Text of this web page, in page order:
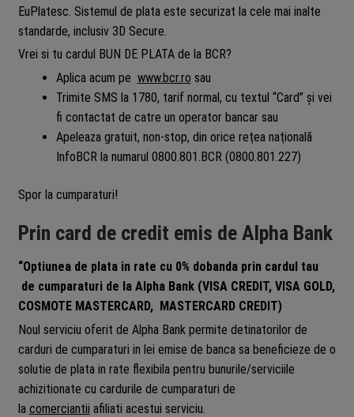
EuPlatesc. Sistemul de plata este securizat la cele mai inalte
standarde, inclusiv 3D Secure.
Vrei si tu cardul BUN DE PLATA de la BCR?
Aplica acum pe www.bcr.ro sau
Trimite SMS la 1780, tarif normal, cu textul “Card” şi vei
fi contactat de catre un operator bancar sau
Apeleaza gratuit, non-stop, din orice reţea naţională
InfoBCR la numarul 0800.801.BCR (0800.801.227)
Spor la cumparaturi!
Prin card de credit emis de Alpha Bank
“Optiunea de plata in rate cu 0% dobanda prin cardul tau
de cumparaturi de la Alpha Bank (VISA CREDIT, VISA GOLD,
COSMOTE MASTERCARD, MASTERCARD CREDIT)
Noul serviciu oferit de Alpha Bank permite detinatorilor de
carduri de cumparaturi in lei emise de banca sa beneficieze de o
solutie de plata in rate flexibila pentru bunurile/serviciile
achizitionate cu cardurile de cumparaturi de
la comerciantii afiliati acestui serviciu.